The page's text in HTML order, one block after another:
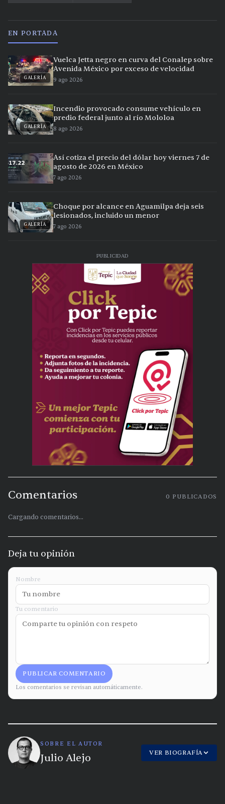
EN PORTADA
GALERÍA
Vuelca Jetta negro en curva del Conalep sobre
Avenida México por exceso de velocidad
9 ago 2026
GALERÍA
Incendio provocado consume vehículo en
predio federal junto al río Mololoa
8 ago 2026
Así cotiza el precio del dólar hoy viernes 7 de
agosto de 2026 en México
7 ago 2026
GALERÍA
Choque por alcance en Aguamilpa deja seis
lesionados, incluido un menor
7 ago 2026
PUBLICIDAD
Comentarios 0 PUBLICADOS
Cargando comentarios...
Deja tu opinión
Nombre
Tu comentario
PUBLICAR COMENTARIO
Los comentarios se revisan automáticamente.
SOBRE EL AUTOR
Julio Alejo VER BIOGRAFÍA